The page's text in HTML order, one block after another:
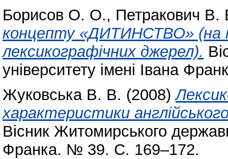
Борисов О. О., Петракович В.
концепту «ДИТИНСТВО» (на
лексикографічних джерел).
університету імені Івана
Жуковська В. В. (2008)
характеристики
Вісник Житомирського
Франка. № 39. С. 169–172.